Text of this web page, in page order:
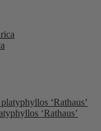
‘Rathaus’